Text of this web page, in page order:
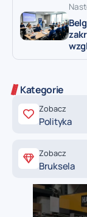
Kategorie
Zobacz
Polityka
Zobacz
Bruksela